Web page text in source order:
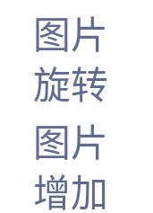
图片
旋转
图片
增加